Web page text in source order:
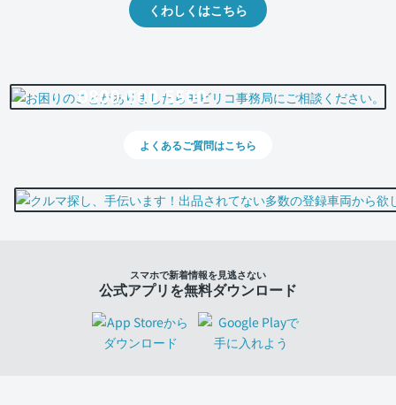
くわしくはこちら
0800-500-5500
よくあるご質問はこちら
スマホで新着情報を見逃さない
公式アプリを無料ダウンロード